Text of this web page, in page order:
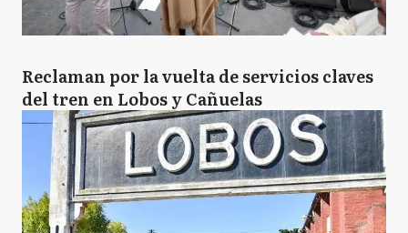
Reclaman por la vuelta de servicios claves
del tren en Lobos y Cañuelas